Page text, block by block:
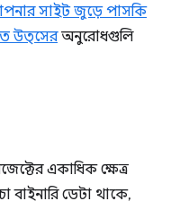
সাইট জুড়ে পাসকি
উত্সেরঅনুরোধগুলি
একাধিক ক্ষেত্র
বাইনারি ডেটা থাকে,